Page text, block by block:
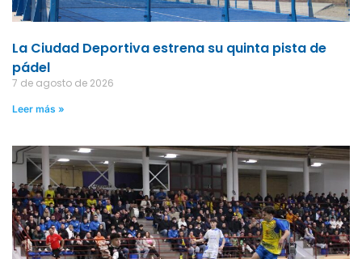
La Ciudad Deportiva estrena su quinta pista de
pádel
7 de agosto de 2026
Leer más »